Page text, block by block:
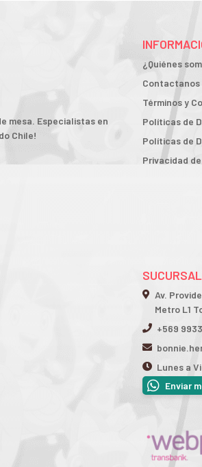
mesa. Especialistas en
Chile!
¿Quiénes
Contactanos
Términos y
Políticas de
Políticas de
Privacidad
Av.
Metro L1
+569
Lunes a
Enviar